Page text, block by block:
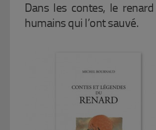
Dans les contes, le
humains qui l’ont sauvé.